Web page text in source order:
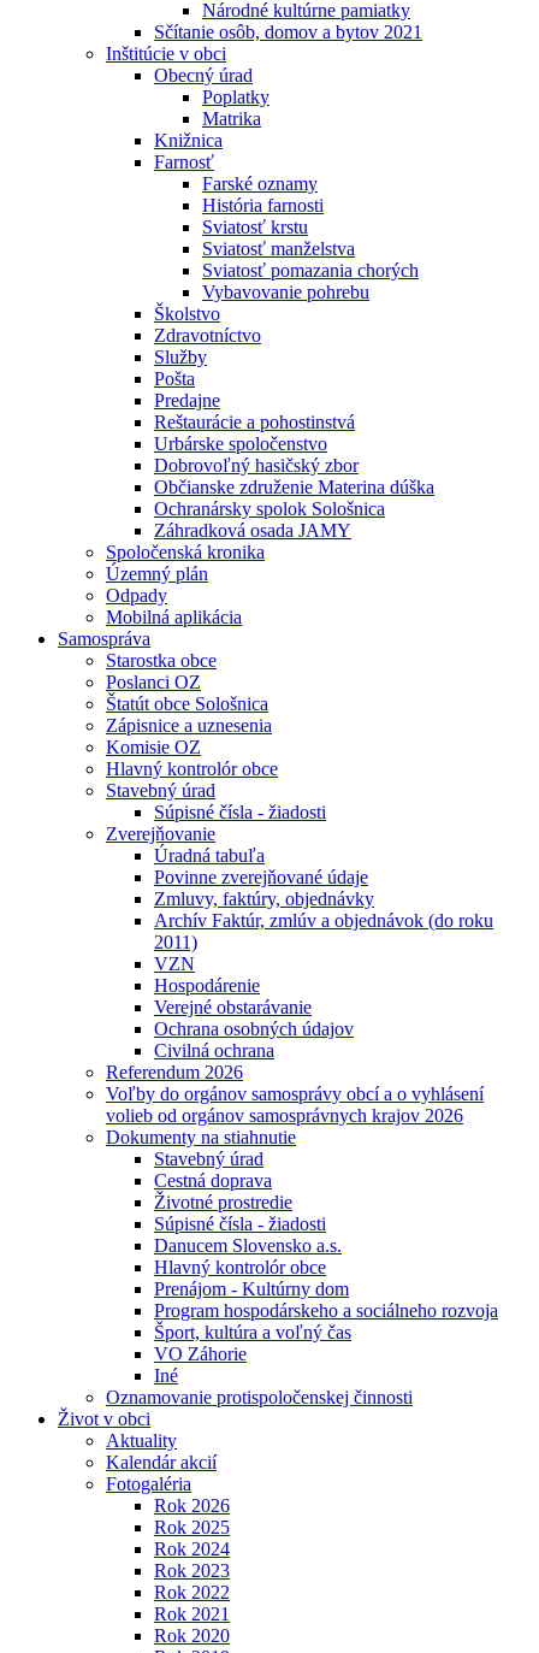
Národné kultúrne pamiatky
Sčítanie osôb, domov a bytov 2021
Inštitúcie v obci
Obecný úrad
Poplatky
Matrika
Knižnica
Farnosť
Farské oznamy
História farnosti
Sviatosť krstu
Sviatosť manželstva
Sviatosť pomazania chorých
Vybavovanie pohrebu
Školstvo
Zdravotníctvo
Služby
Pošta
Predajne
Reštaurácie a pohostinstvá
Urbárske spoločenstvo
Dobrovoľný hasičský zbor
Občianske združenie Materina dúška
Ochranársky spolok Sološnica
Záhradková osada JAMY
Spoločenská kronika
Územný plán
Odpady
Mobilná aplikácia
Samospráva
Starostka obce
Poslanci OZ
Štatút obce Sološnica
Zápisnice a uznesenia
Komisie OZ
Hlavný kontrolór obce
Stavebný úrad
Súpisné čísla - žiadosti
Zverejňovanie
Úradná tabuľa
Povinne zverejňované údaje
Zmluvy, faktúry, objednávky
Archív Faktúr, zmlúv a objednávok (do roku
2011)
VZN
Hospodárenie
Verejné obstarávanie
Ochrana osobných údajov
Civilná ochrana
Referendum 2026
Voľby do orgánov samosprávy obcí a o vyhlásení
volieb od orgánov samosprávnych krajov 2026
Dokumenty na stiahnutie
Stavebný úrad
Cestná doprava
Životné prostredie
Súpisné čísla - žiadosti
Danucem Slovensko a.s.
Hlavný kontrolór obce
Prenájom - Kultúrny dom
Program hospodárskeho a sociálneho rozvoja
Šport, kultúra a voľný čas
VO Záhorie
Iné
Oznamovanie protispoločenskej činnosti
Život v obci
Aktuality
Kalendár akcií
Fotogaléria
Rok 2026
Rok 2025
Rok 2024
Rok 2023
Rok 2022
Rok 2021
Rok 2020